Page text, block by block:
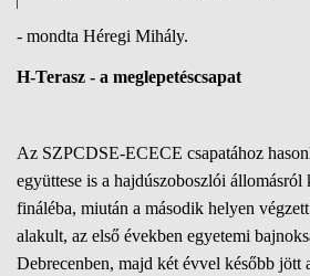
- mondta Héregi Mihály.
H-Terasz - a meglepetéscsapat
Az SZPCDSE-ECECE csapatához
együttese is a hajdúszoboszlói
fináléba, miután a második helyen
alakult, az első években egyetemi
Debrecenben, majd két évvel később jött